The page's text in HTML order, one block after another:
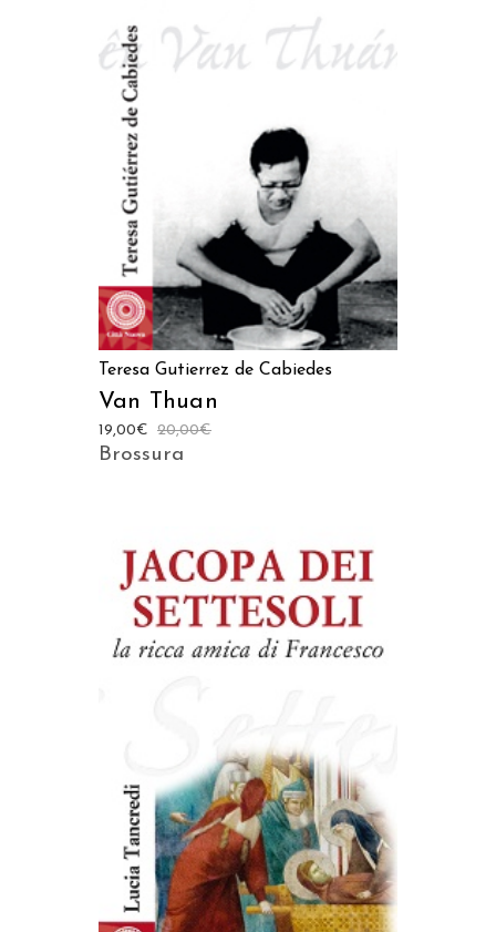
Teresa Gutierrez de Cabiedes
Van Thuan
20,00€
19,00€
Brossura
AGGIUNGI AL CARRELLO